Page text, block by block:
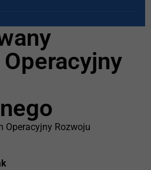
Operacyjny Rozwoju